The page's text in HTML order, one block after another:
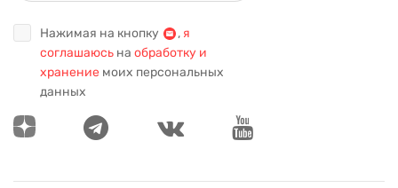
Нажимая на кнопку , я
соглашаюсь на обработку и
хранение моих персональных
данных